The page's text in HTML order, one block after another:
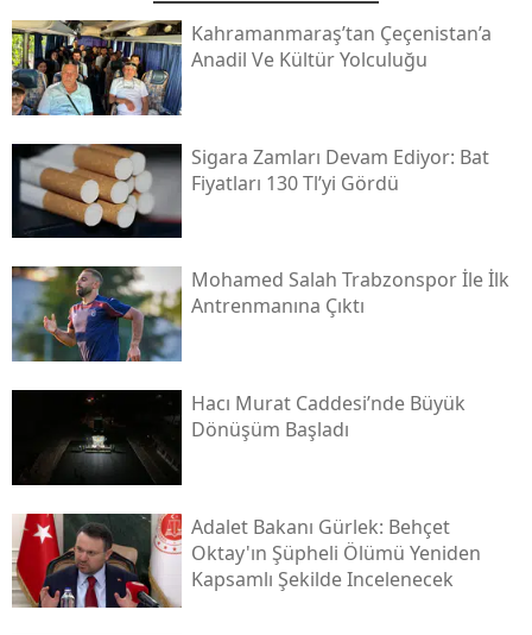
Kahramanmaraş’tan Çeçenistan’a
Anadil Ve Kültür Yolculuğu
Sigara Zamları Devam Ediyor: Bat
Fiyatları 130 Tl’yi Gördü
Mohamed Salah Trabzonspor İle İlk
Antrenmanına Çıktı
Hacı Murat Caddesi’nde Büyük
Dönüşüm Başladı
Adalet Bakanı Gürlek: Behçet
Oktay'ın Şüpheli Ölümü Yeniden
Kapsamlı Şekilde Incelenecek